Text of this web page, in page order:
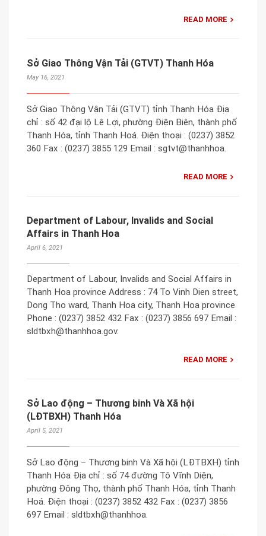
READ MORE
Sở Giao Thông Vận Tải (GTVT) Thanh Hóa
May 16, 2021
Sở Giao Thông Vận Tải (GTVT) tỉnh Thanh Hóa Địa
chỉ : số 42 đại lộ Lê Lợi, phường Điện Biên, thành phố
Thanh Hóa, tỉnh Thanh Hoá. Điện thoại : (0237) 3852
360 Fax : (0237) 3855 129 Email : sgtvt@thanhhoa.
READ MORE
Department of Labour, Invalids and Social
Affairs in Thanh Hoa
April 6, 2021
Department of Labour, Invalids and Social Affairs in
Thanh Hoa province Address : 74 To Vinh Dien street,
Dong Tho ward, Thanh Hoa city, Thanh Hoa province
Phone : (0237) 3852 432 Fax : (0237) 3856 697 Email :
sldtbxh@thanhhoa.gov.
READ MORE
Sở Lao động – Thương binh Và Xã hội
(LĐTBXH) Thanh Hóa
April 5, 2021
Sở Lao động – Thương binh Và Xã hội (LĐTBXH) tỉnh
Thanh Hóa Địa chỉ : số 74 đường Tô Vĩnh Diện,
phường Đông Thọ, thành phố Thanh Hóa, tỉnh Thanh
Hoá. Điện thoại : (0237) 3852 432 Fax : (0237) 3856
697 Email : sldtbxh@thanhhoa.